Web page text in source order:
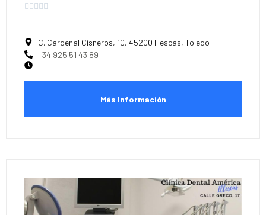
    
C. Cardenal Cisneros, 10, 45200 Illescas, Toledo
+34 925 51 43 89
Más Información